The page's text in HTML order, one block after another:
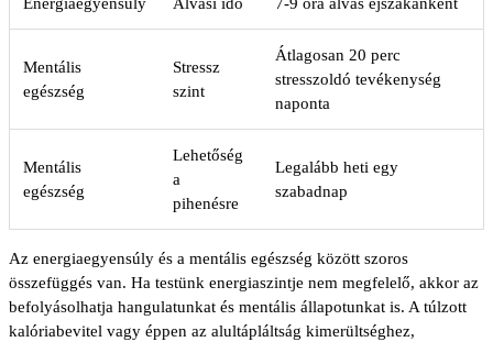
Mentális
egészség
Stressz
szint
Átlagosan 20 perc
stresszoldó tevékenység
naponta
Mentális
egészség
Lehetőség
a
pihenésre
Legalább heti egy
szabadnap
Az energiaegyensúly és a mentális egészség között szoros
összefüggés van. Ha testünk energiaszintje nem megfelelő, akkor az
befolyásolhatja hangulatunkat és mentális állapotunkat is. A túlzott
kalóriabevitel vagy éppen az alultápláltság kimerültséghez,